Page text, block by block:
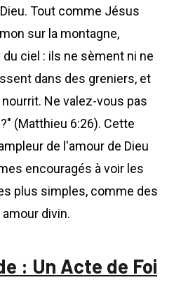
Tout comme Jésus
sur la montagne,
ciel : ils ne sèment ni ne
dans des greniers, et
Ne valez-vous pas
(Matthieu 6:26). Cette
de l'amour de Dieu
encouragés à voir les
plus simples, comme des
divin.
: Un Acte de Foi